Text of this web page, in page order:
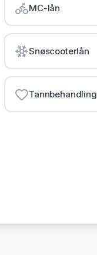
MC-lån
Snøscooterlån
Tannbehandling